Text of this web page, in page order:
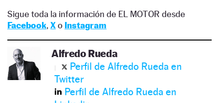
Sigue toda la información de EL MOTOR desde
Facebook, Xo Instagram
Alfredo Rueda
Perfil de Alfredo Rueda en
Twitter
Perfil de Alfredo Rueda en